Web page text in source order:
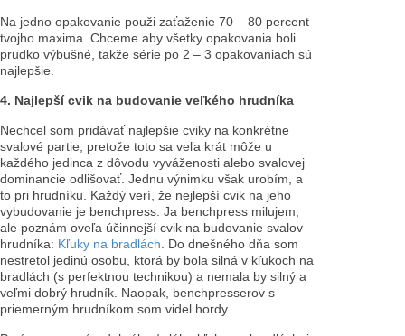
Na jedno opakovanie použi zaťaženie 70 – 80 percent
tvojho maxima. Chceme aby všetky opakovania boli
prudko výbušné, takže série po 2 – 3 opakovaniach sú
najlepšie.
4. Najlepší cvik na budovanie veľkého hrudníka
Nechcel som pridávať najlepšie cviky na konkrétne
svalové partie, pretože toto sa veľa krát môže u
každého jedinca z dôvodu vyváženosti alebo svalovej
dominancie odlišovať. Jednu výnimku však urobím, a
to pri hrudníku. Každý verí, že nejlepší cvik na jeho
vybudovanie je benchpress. Ja benchpress milujem,
ale poznám oveľa účinnejší cvik na budovanie svalov
hrudníka: Kľuky na bradlách . Do dnešného dňa som
nestretol jedinú osobu, ktorá by bola silná v kľukoch na
bradlách (s perfektnou technikou) a nemala by silný a
veľmi dobrý hrudník. Naopak, benchpresserov s
priemerným hrudníkom som videl hordy.